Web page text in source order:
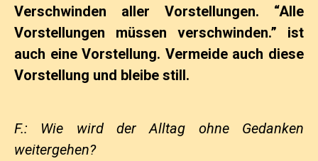
Verschwinden aller Vorstellungen. “Alle
Vorstellungen müssen verschwinden.” ist
auch eine Vorstellung. Vermeide auch diese
Vorstellung und bleibe still.
F.: Wie wird der Alltag ohne Gedanken
weitergehen?